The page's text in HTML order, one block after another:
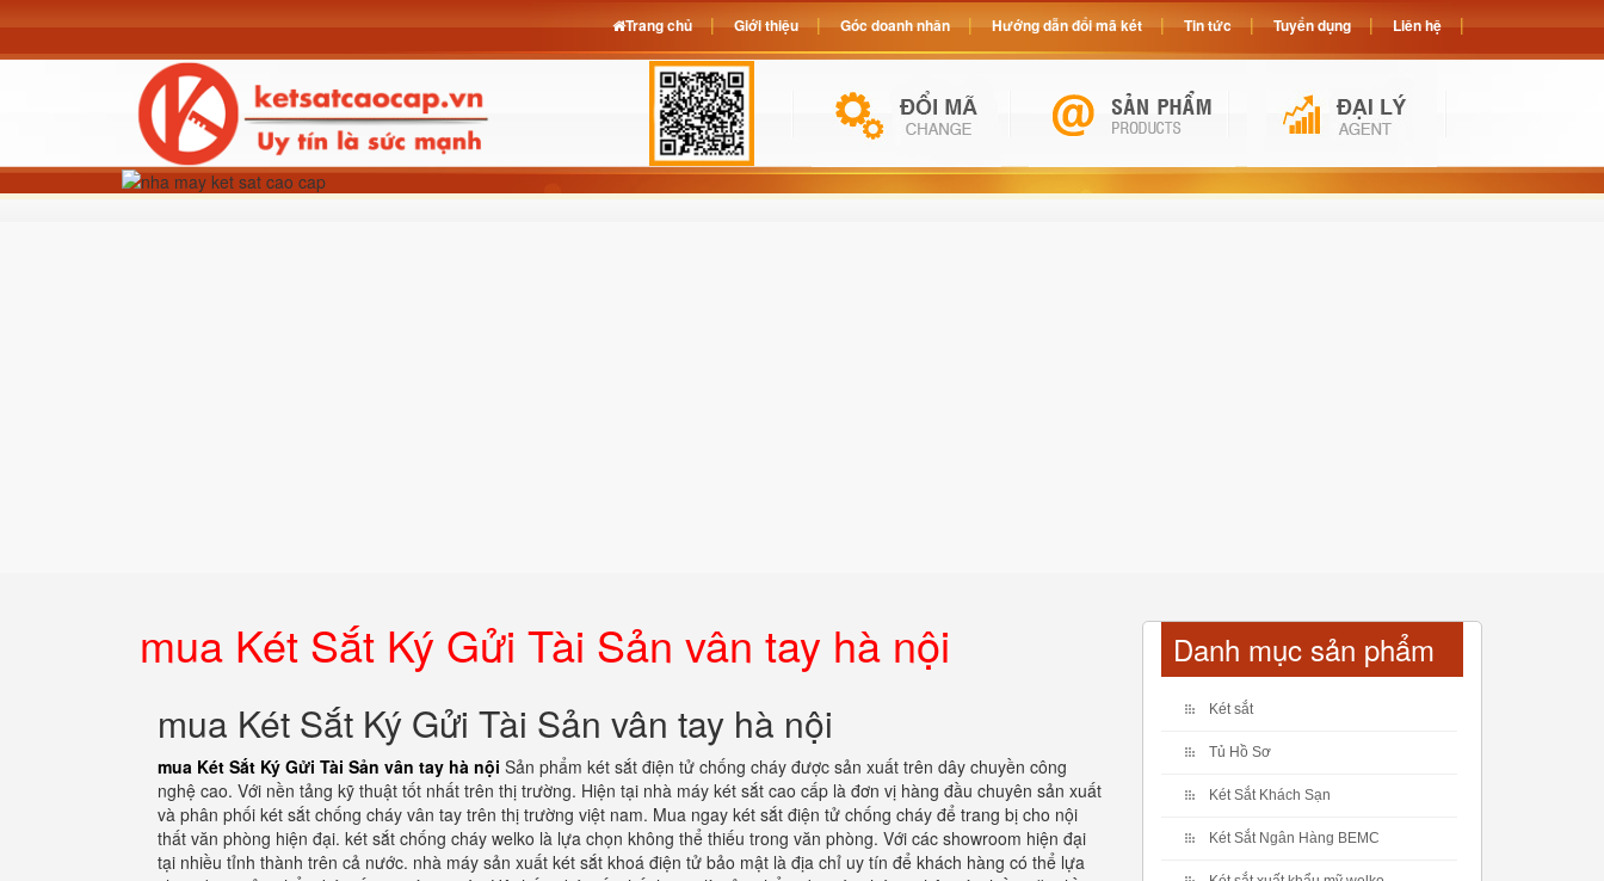
mua Két Sắt Ký Gửi Tài Sản vân tay hà nội
mua Két Sắt Ký Gửi Tài Sản vân tay hà nội
mua Két Sắt Ký Gửi Tài Sản vân tay hà nội Sản phẩm két sắt điện tử chống cháy được sản xuất trên dây chuyền công
nghệ cao. Với nền tảng kỹ thuật tốt nhất trên thị trường. Hiện tại nhà máy két sắt cao cấp là đơn vị hàng đầu chuyên sản xuất
và phân phối két sắt chống cháy vân tay trên thị trường việt nam. Mua ngay két sắt điện tử chống cháy để trang bị cho nội
thất văn phòng hiện đại. két sắt chống cháy welko là lựa chọn không thể thiếu trong văn phòng. Với các showroom hiện đại
tại nhiều tỉnh thành trên cả nước. nhà máy sản xuất két sắt khoá điện tử bảo mật là địa chỉ uy tín để khách hàng có thể lựa
Danh mục sản phẩm
Két sắt
Tủ Hồ Sơ
Két Sắt Khách Sạn
Két Sắt Ngân Hàng BEMC
Trang chủ Giới thiệu Góc doanh nhân Hướng dẫn đổi mã két Tin tức Tuyển dụng Liên hệ